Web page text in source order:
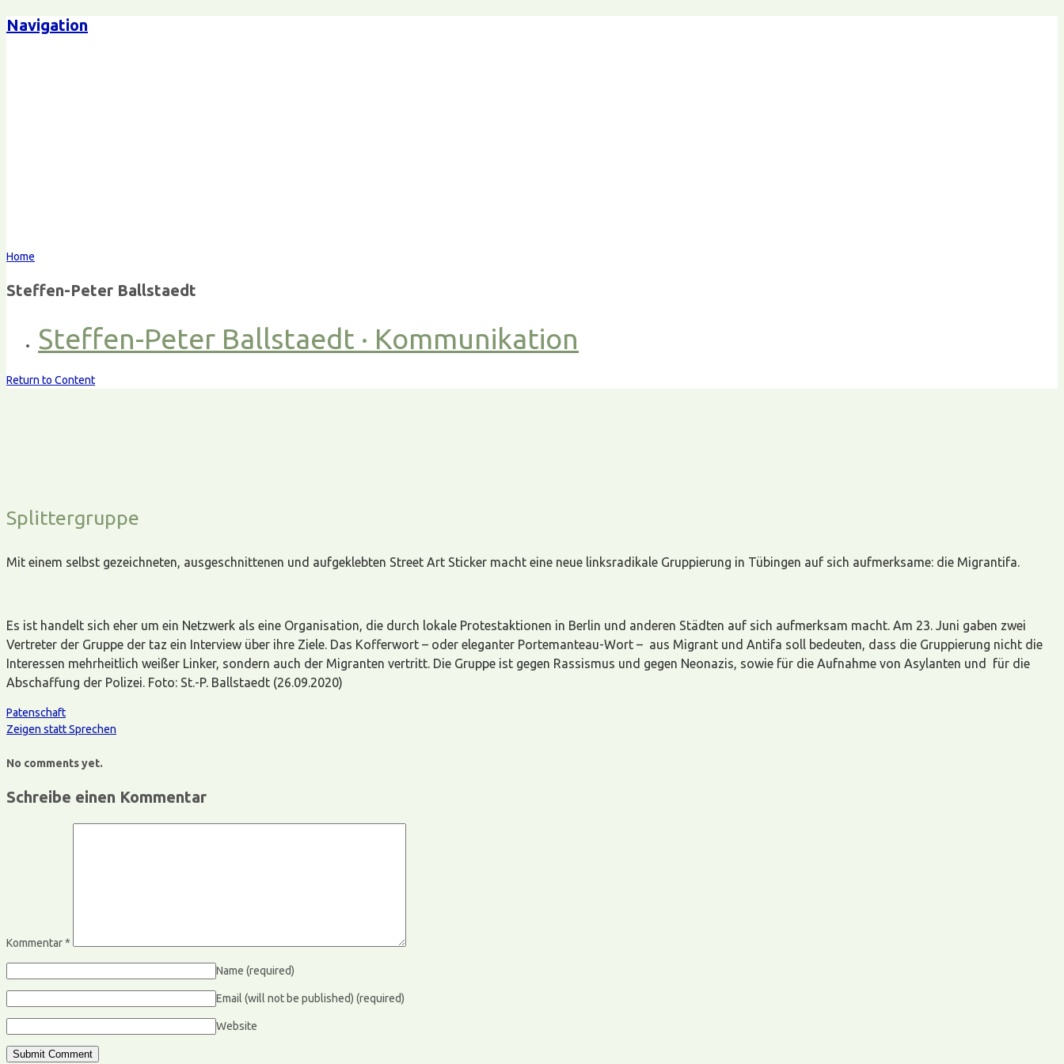
Navigation
Home
Steffen-Peter Ballstaedt
Steffen-Peter Ballstaedt · Kommunikation
Return to Content
Splittergruppe
Mit einem selbst gezeichneten, ausgeschnittenen und aufgeklebten Street Art Sticker macht eine neue linksradikale Gruppierung in Tübingen auf sich aufmerksame: die Migrantifa.
Es ist handelt sich eher um ein Netzwerk als eine Organisation, die durch lokale Protestaktionen in Berlin und anderen Städten auf sich aufmerksam macht. Am 23. Juni gaben zwei
Vertreter der Gruppe der taz ein Interview über ihre Ziele. Das Kofferwort – oder eleganter Portemanteau-Wort – aus Migrant und Antifa soll bedeuten, dass die Gruppierung nicht die
Interessen mehrheitlich weißer Linker, sondern auch der Migranten vertritt. Die Gruppe ist gegen Rassismus und gegen Neonazis, sowie für die Aufnahme von Asylanten und für die
Abschaffung der Polizei. Foto: St.-P. Ballstaedt (26.09.2020)
Patenschaft
Zeigen statt Sprechen
No comments yet.
Schreibe einen Kommentar
Kommentar*
Name (required)
Email (will not be published) (required)
Website